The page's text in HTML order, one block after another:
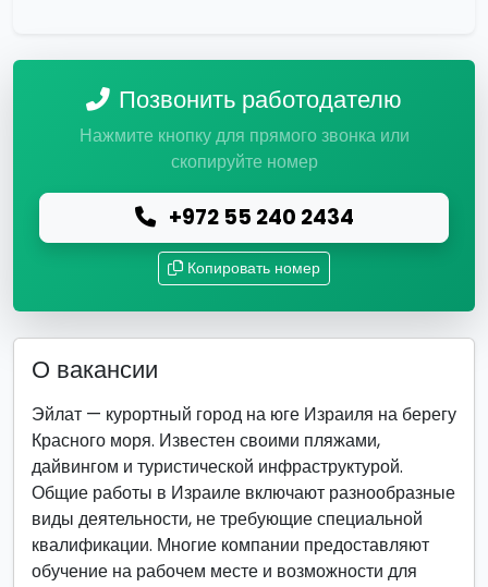
Позвонить работодателю
Нажмите кнопку для прямого звонка или
скопируйте номер
+972 55 240 2434
Копировать номер
О вакансии
Эйлат — курортный город на юге Израиля на берегу
Красного моря. Известен своими пляжами,
дайвингом и туристической инфраструктурой.
Общие работы в Израиле включают разнообразные
виды деятельности, не требующие специальной
квалификации. Многие компании предоставляют
обучение на рабочем месте и возможности для